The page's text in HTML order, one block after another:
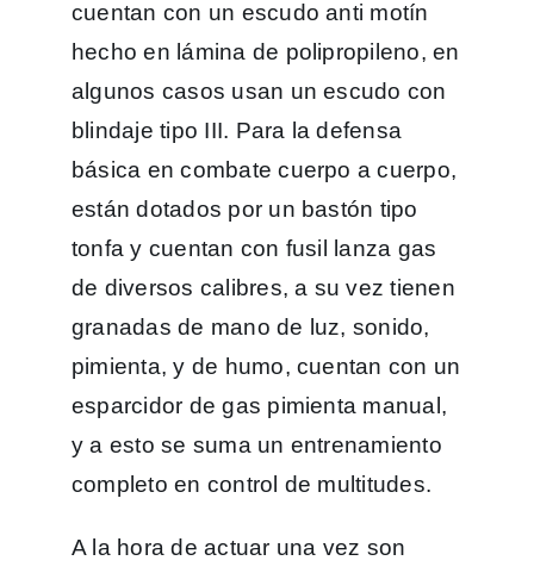
cuentan con un escudo anti motín
hecho en lámina de polipropileno, en
algunos casos usan un escudo con
blindaje tipo III. Para la defensa
básica en combate cuerpo a cuerpo,
están dotados por un bastón tipo
tonfa y cuentan con fusil lanza gas
de diversos calibres, a su vez tienen
granadas de mano de luz, sonido,
pimienta, y de humo, cuentan con un
esparcidor de gas pimienta manual,
y a esto se suma un entrenamiento
completo en control de multitudes.
A la hora de actuar una vez son